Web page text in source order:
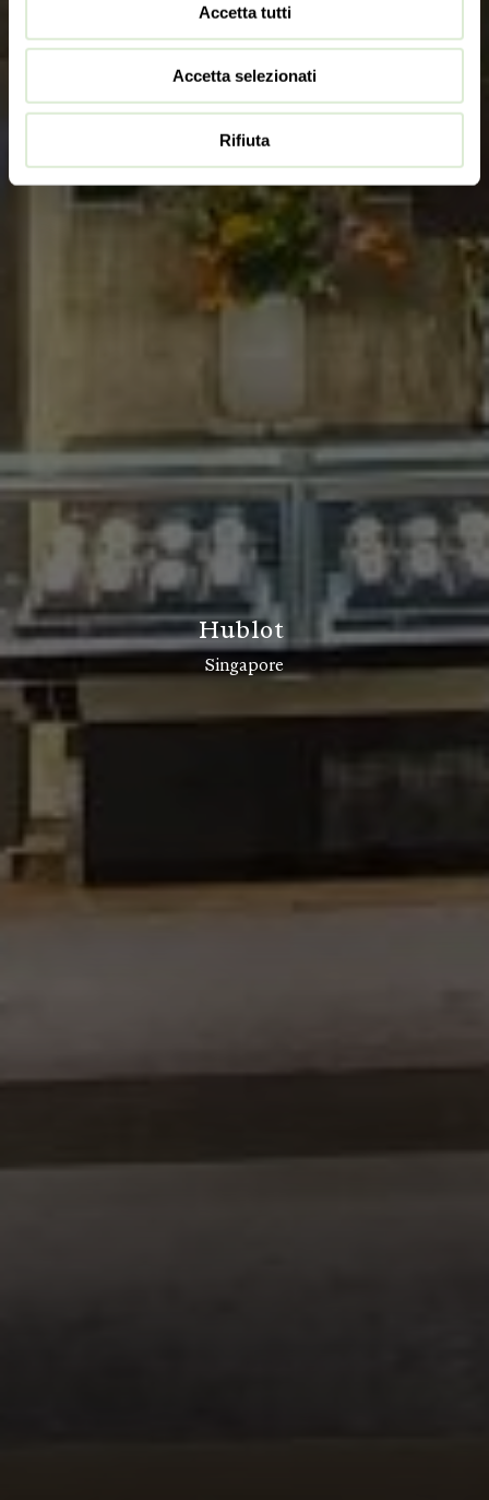
Accetta tutti
Accetta selezionati
Rifiuta
Hublot
Singapore